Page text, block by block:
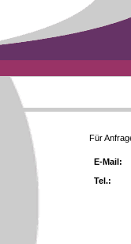
Für
E-Mail:
Tel.: